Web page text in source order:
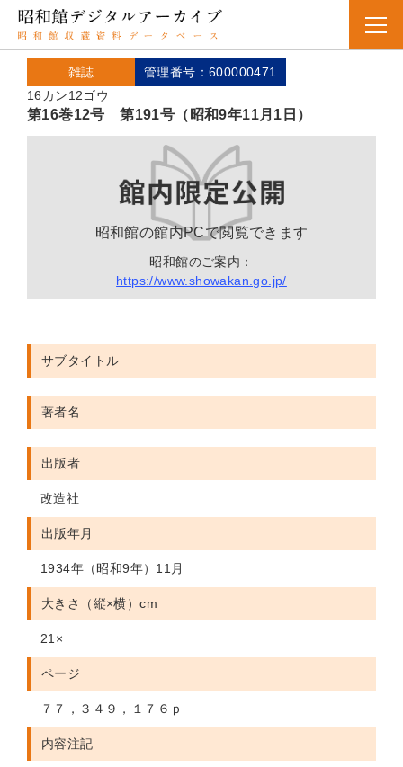
雑誌
16カン12ゴウ
管理番号：600000471
第16巻12号 第191号（昭和9年11月1日）
昭和館の館内PCで閲覧できます
昭和館のご案内：
https://www.showakan.go.jp/
サブタイトル
著者名
出版者
改造社
出版年月
1934年（昭和9年）11月
大きさ（縦×横）cm
21×
ページ
７７，３４９，１７６ｐ
内容注記